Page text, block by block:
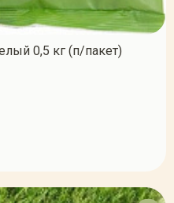
0,5 кг (п/пакет)